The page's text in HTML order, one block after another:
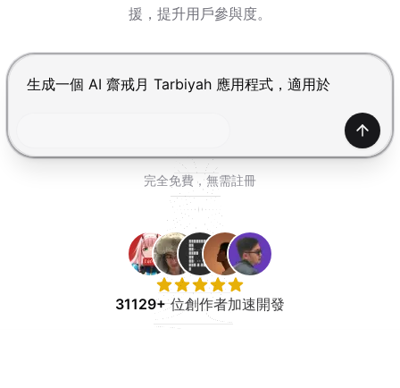
登入
援，提升用戶參與度。
按 Enter 提交，Shift+Enter 換行
產生
完全免費，無需註冊
31129+位創作者加速開發